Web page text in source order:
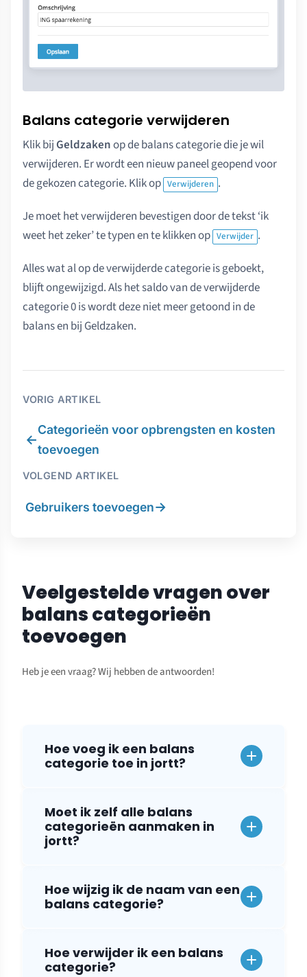
Balans categorie verwijderen
Klik bijGeldzakenop de balans categorie die je wil
verwijderen. Er wordt een nieuw paneel geopend voor
de gekozen categorie. Klik op Verwijderen .
Je moet het verwijderen bevestigen door de tekst ‘ik
weet het zeker’ te typen en te klikken op Verwijder .
Alles wat al op de verwijderde categorie is geboekt,
blijft ongewijzigd. Als het saldo van de verwijderde
categorie 0 is wordt deze niet meer getoond in de
balans en bij Geldzaken.
VORIG ARTIKEL
←
Categorieën voor opbrengsten en kosten
toevoegen
VOLGEND ARTIKEL
Gebruikers toevoegen→
Veelgestelde vragen over
balans categorieën
toevoegen
Heb je een vraag? Wij hebben de antwoorden!
Hoe voeg ik een balans
categorie toe in jortt?
Moet ik zelf alle balans
categorieën aanmaken in
jortt?
Hoe wijzig ik de naam van een
balans categorie?
Hoe verwijder ik een balans
categorie?